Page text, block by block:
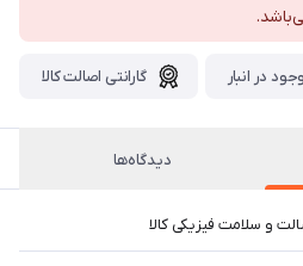
در انبار گارانتی اصالت کالا
دیدگاه‌ها
و سلامت فیزیکی کالا